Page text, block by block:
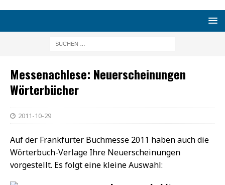
Messenachlese: Neuerscheinungen
Wörterbücher
2011-10-29
Auf der Frankfurter Buchmesse 2011 haben auch die
Wörterbuch-Verlage Ihre Neuerscheinungen
vorgestellt. Es folgt eine kleine Auswahl: